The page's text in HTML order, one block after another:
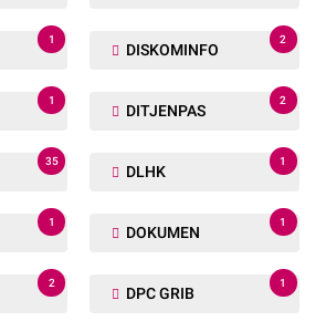
1
DISKOMINFO
2
1
DITJENPAS
2
35
DLHK
1
1
DOKUMEN
1
2
DPC GRIB
1